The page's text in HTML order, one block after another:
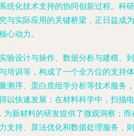
统化技术支持的协同创新过程。科研
与实际应用的关键桥梁，正日益成为
心动力。
验设计与操作、数据分析与建模、到
培训等，构成了一个全方位的支持体
测序、蛋白质组学分析等技术服务，
以快速发展；在材料科学中，扫描电
为新材料的研发提供了微观洞察；而
支持、算法优化和数据处理服务，则